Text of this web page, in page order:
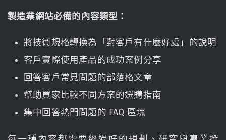
製造業網站必備的內容類型：
將技術規格轉換為「對客戶有什麼好處」的說明
客戶實際使用產品的成功案例分享
回答客戶常見問題的部落格文章
幫助買家比較不同方案的選購指南
集中回答熱門問題的 FAQ 區塊